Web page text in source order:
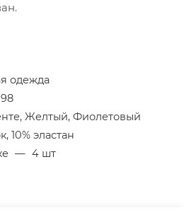
одежда
Желтый, Фиолетовый
10% эластан
— 4 шт